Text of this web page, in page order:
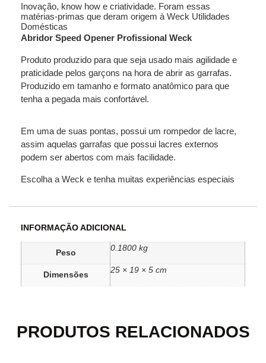
Inovação, know how e criatividade. Foram essas
matérias-primas que deram origem à Weck Utilidades
Domésticas
Abridor Speed Opener Profissional Weck
Produto produzido para que seja usado mais agilidade e
praticidade pelos garçons na hora de abrir as garrafas.
Produzido em tamanho e formato anatômico para que
tenha a pegada mais confortável.
Em uma de suas pontas, possui um rompedor de lacre,
assim aquelas garrafas que possui lacres externos
podem ser abertos com mais facilidade.
Escolha a Weck e tenha muitas experiências especiais
INFORMAÇÃO ADICIONAL
Peso
0.1800 kg
Dimensões
25 × 19 × 5 cm
PRODUTOS RELACIONADOS